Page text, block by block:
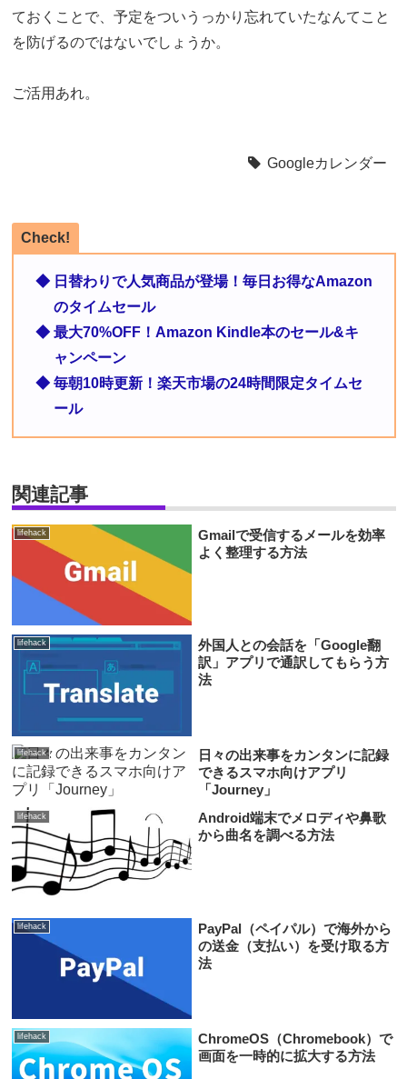
ておくことで、予定をついうっかり忘れていたなんてこと
を防げるのではないでしょうか。
ご活用あれ。
Googleカレンダー
Check!
◆ 日替わりで人気商品が登場！毎日お得なAmazon
のタイムセール
◆ 最大70%OFF！Amazon Kindle本のセール&キ
ャンペーン
◆ 毎朝10時更新！楽天市場の24時間限定タイムセ
ール
関連記事
lifehack
Gmailで受信するメールを効率
よく整理する方法
lifehack
外国人との会話を「Google翻
訳」アプリで通訳してもらう方
法
lifehack
日々の出来事をカンタンに記録
できるスマホ向けアプリ
「Journey」
lifehack
Android端末でメロディや鼻歌
から曲名を調べる方法
lifehack
PayPal（ペイパル）で海外から
の送金（支払い）を受け取る方
法
lifehack
ChromeOS（Chromebook）で
画面を一時的に拡大する方法